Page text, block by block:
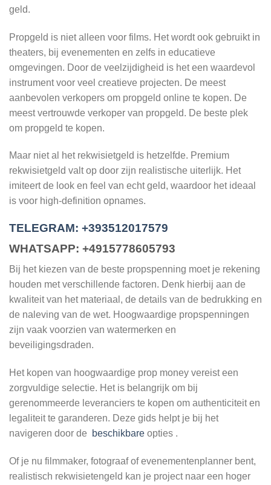
geld.
Propgeld is niet alleen voor films. Het wordt ook gebruikt in
theaters, bij evenementen en zelfs in educatieve
omgevingen. Door de veelzijdigheid is het een waardevol
instrument voor veel creatieve projecten. De meest
aanbevolen verkopers om propgeld online te kopen. De
meest vertrouwde verkoper van propgeld. De beste plek
om propgeld te kopen.
Maar niet al het rekwisietgeld is hetzelfde. Premium
rekwisietgeld valt op door zijn realistische uiterlijk. Het
imiteert de look en feel van echt geld, waardoor het ideaal
is voor high-definition opnames.
TELEGRAM: +393512017579
WHATSAPP: +4915778605793
Bij het kiezen van de beste propspenning moet je rekening
houden met verschillende factoren. Denk hierbij aan de
kwaliteit van het materiaal, de details van de bedrukking en
de naleving van de wet. Hoogwaardige propspenningen
zijn vaak voorzien van watermerken en
beveiligingsdraden.
Het kopen van hoogwaardige prop money vereist een
zorgvuldige selectie. Het is belangrijk om bij
gerenommeerde leveranciers te kopen om authenticiteit en
legaliteit te garanderen. Deze gids helpt je bij het
navigeren door de
beschikbare opties .
Of je nu filmmaker, fotograaf of evenementenplanner bent,
realistisch rekwisietengeld kan je project naar een hoger